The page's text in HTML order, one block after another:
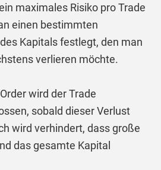
maximales Risiko pro Trade
einen bestimmten
Kapitals festlegt, den man
verlieren möchte.
wird der Trade
sobald dieser Verlust
wird verhindert, dass große
das gesamte Kapital